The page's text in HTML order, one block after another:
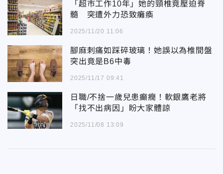
「超市工作10年」她的頸椎竟壓迫脊
髓 突遭外力恐致癱瘓
2025/11/20 11:06
腳麻刺痛如踩碎玻璃！她誤以為椎間盤
突出竟是B6中毒
2025/11/17 09:41
日職/不捨一歲兒患癲癇！軟銀鷹老將
「找不出病因」盼大家體諒
2025/11/08 13:09